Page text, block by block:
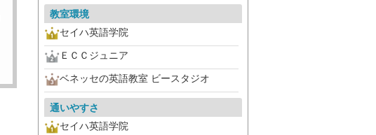
教室環境
セイハ英語学院
ＥＣＣジュニア
ベネッセの英語教室 ビースタジオ
通いやすさ
セイハ英語学院